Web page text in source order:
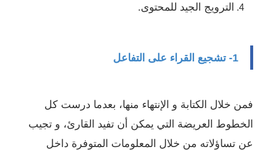
الترويج الجيد للمحتوى.
1- تشجيع القراء على التفاعل
فمن خلال الكتابة و الإنتهاء منها، بعدما درست كل
الخطوط العريضة التي يمكن أن تفيد القارئ، و تجيب
عن تساؤلاته من خلال المعلومات المتوفرة داخل